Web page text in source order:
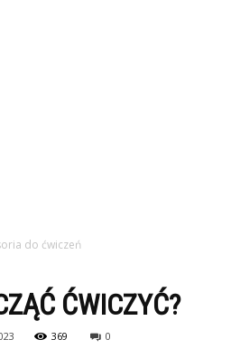
do ćwiczeń
ĆWICZYĆ?
369 0